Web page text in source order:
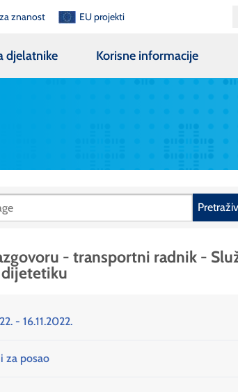
znanost EU projekti
djelatnike Korisne informacije
- transportni radnik -
- 16.11.2022.
za posao